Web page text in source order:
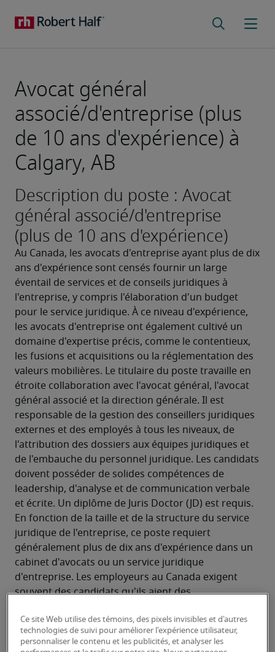
Avocat général
associé/d'entreprise (plus
de 10 ans d'expérience) à
Calgary, AB
Description du poste : Avocat
général associé/d'entreprise
(plus de 10 ans d'expérience)
Au Canada, les avocats d'entreprise ayant plus de dix
ans d'expérience sont censés fournir un large
éventail de services et de conseils juridiques à
l'entreprise, y compris l'élaboration d'un budget
pour le service juridique. À ce niveau d'expérience,
les avocats d'entreprise ont également cultivé un
domaine d'expertise précis, comme le contentieux,
les fusions et acquisitions ou la réglementation des
valeurs mobilières. Le titulaire du poste travaille en
étroite collaboration avec l'avocat général, l'avocat
général associé et la direction générale. Il est
responsable de la gestion des conseillers juridiques
externes et des employés à tous les niveaux, de
l'attribution des dossiers aux équipes juridiques et
de l'embauche du personnel juridique. Les candidats
doivent posséder de solides compétences de
leadership, d'analyse et de communication verbale
et écrite. Un diplôme de Juris Doctor (JD) est requis.
En fonction de la taille et de la structure du service
juridique de l'entreprise, ce poste requiert
généralement plus de dix ans d'expérience dans un
cabinet d'avocats ou un service juridique
d'entreprise. Les employeurs au Canada exigent
souvent des candidats qu'ils aient des
propriété intellectuelle, de droit du travail, de droit
immobilier et de droit des valeurs mobilières. Les
Ce site Web utilise des témoins, des pixels invisibles et d'autres
technologies de suivi pour améliorer l'expérience utilisateur,
personnaliser le contenu et les publicités, et analyser les